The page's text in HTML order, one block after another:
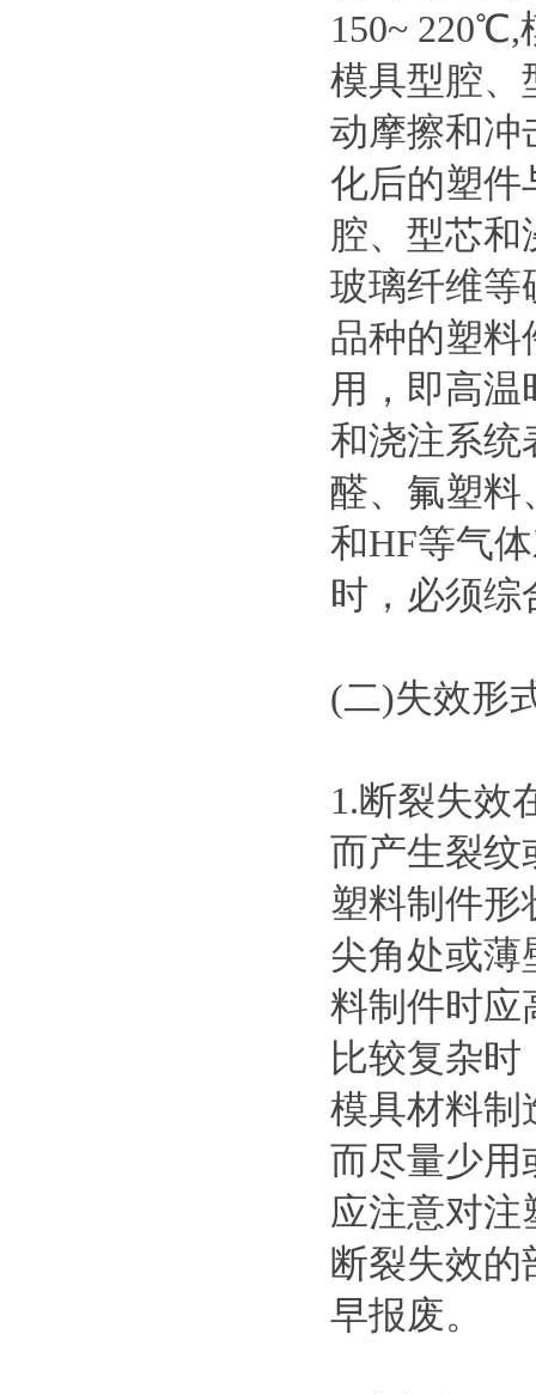
150~ 220℃,
模具型腔、
动摩擦和冲
化后的塑件
腔、型芯
玻璃纤维等
品种的塑料
用，即高
和浇注系统
醛、氟塑料
和HF等气
时，必须综
(二)失效形
1.断裂失效
而产生裂纹
塑料制件形
尖角处或薄
料制件时应
比较复杂
模具材料制
而尽量少用
应注意对注
断裂失效
早报废。